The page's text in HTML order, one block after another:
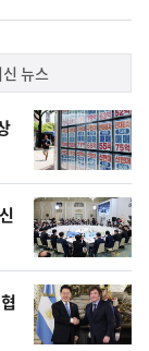
하
락
뉴스